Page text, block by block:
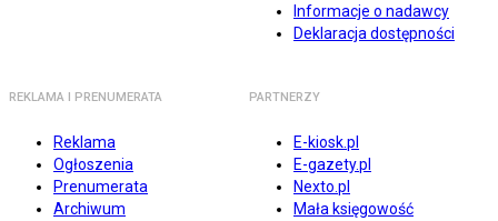
Informacje o nadawcy
Deklaracja dostępności
REKLAMA I PRENUMERATA
Reklama
Ogłoszenia
Prenumerata
Archiwum
PARTNERZY
E-kiosk.pl
E-gazety.pl
Nexto.pl
Mała księgowość